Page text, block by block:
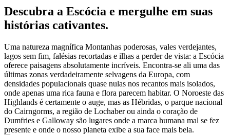
Descubra a Escócia e mergulhe em suas
histórias cativantes.
Uma natureza magnífica Montanhas poderosas, vales verdejantes,
lagos sem fim, falésias recortadas e ilhas a perder de vista: a Escócia
oferece paisagens absolutamente incríveis. Encontra-se ali uma das
últimas zonas verdadeiramente selvagens da Europa, com
densidades populacionais quase nulas nos recantos mais isolados,
onde apenas uma rica fauna e flora parecem habitar. O Noroeste das
Highlands é certamente o auge, mas as Hébridas, o parque nacional
do Cairngorms, a região de Lochaber ou ainda o coração de
Dumfries e Galloway são lugares onde a marca humana mal se fez
presente e onde o nosso planeta exibe a sua face mais bela.